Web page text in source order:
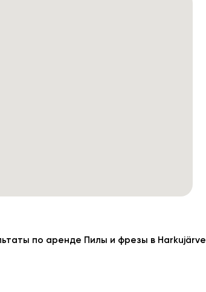
по аренде Пилы и фрезы в Harkujärve